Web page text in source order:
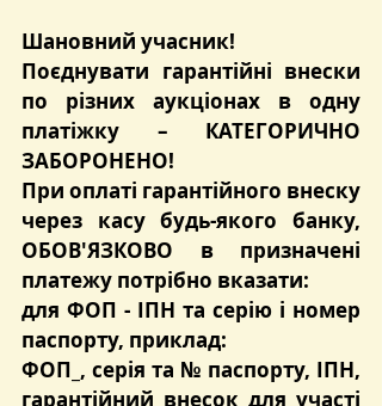
Шановний учасник!
Поєднувати гарантійні внески
по різних аукціонах в одну
платіжку – КАТЕГОРИЧНО
ЗАБОРОНЕНО!
При оплаті гарантійного внеску
через касу будь-якого банку,
ОБОВ'ЯЗКОВО в призначені
платежу потрібно вказати:
для ФОП - ІПН та серію і номер
паспорту, приклад:
ФОП_, серія та № паспорту, ІПН,
гарантійний внесок для участі